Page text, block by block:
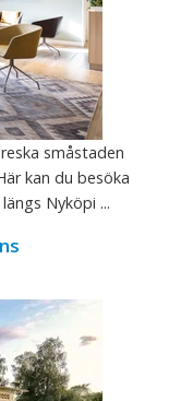
småstaden
kan du besöka
Nyköpi ...